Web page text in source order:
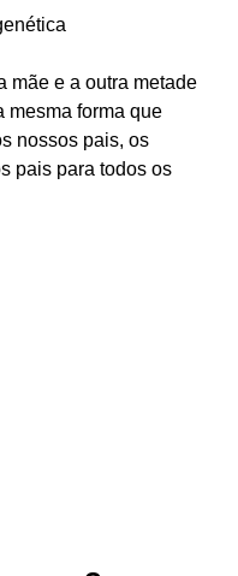
mãe e a outra metade
mesma forma que
nossos pais, os
pais para todos os